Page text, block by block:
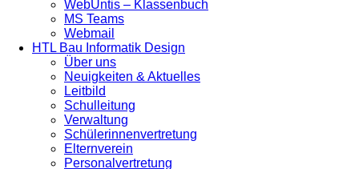
WebUntis – Klassenbuch
MS Teams
Webmail
HTL Bau Informatik Design
Über uns
Neuigkeiten & Aktuelles
Leitbild
Schulleitung
Verwaltung
Schülerinnenvertretung
Elternverein
Personalvertretung